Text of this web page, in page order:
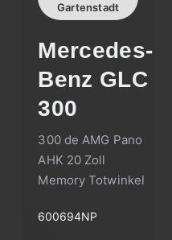
Gartenstadt
Mercedes-
Benz GLC
300
300 de AMG Pano
AHK 20 Zoll
Memory Totwinkel
600694NP